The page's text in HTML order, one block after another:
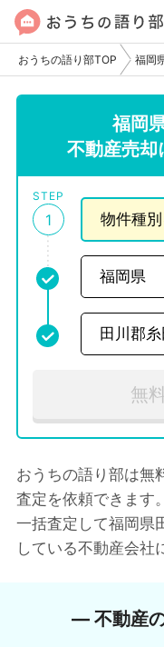
おうちの語り部TOP 福岡
福岡
不動産売却
STEP
1
無
おうちの語り部は無
査定を依頼できます。
一括査定して福岡県
している不動産会社
― 不動産